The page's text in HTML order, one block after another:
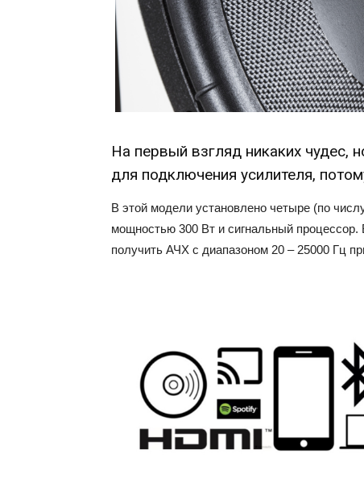
На первый взгляд никаких чудес,
для подключения усилителя,
В этой модели установлено четыре (по
мощностью 300 Вт и сигнальный процессор.
получить АЧХ с диапазоном 20 – 25000 Гц